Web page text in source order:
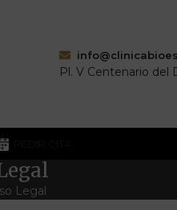
Pl. V Centenario del
Legal